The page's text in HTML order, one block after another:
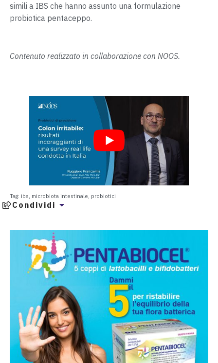
simili a IBS che hanno assunto una formulazione
probiotica pentaceppo.
Contenuto realizzato in collaborazione con NOOS.
Tag: ibs, microbiota intestinale, probiotici
Condividi